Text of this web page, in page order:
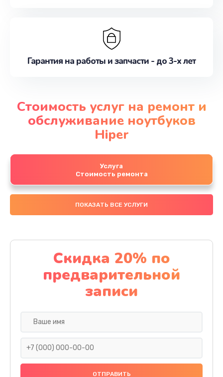
Гарантия на работы и запчасти - до 3-х лет
Стоимость услуг на ремонт и
обслуживание ноутбуков
Hiper
Услуга
Стоимость ремонта
ПОКАЗАТЬ ВСЕ УСЛУГИ
Скидка 20% по
предварительной
записи